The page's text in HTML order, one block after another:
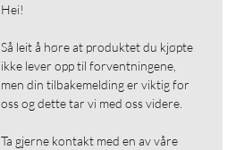
Hei!
Så leit å høre at produktet du kjøpte
ikke lever opp til forventningene,
men din tilbakemelding er viktig for
oss og dette tar vi med oss videre.
Ta gjerne kontakt med en av våre